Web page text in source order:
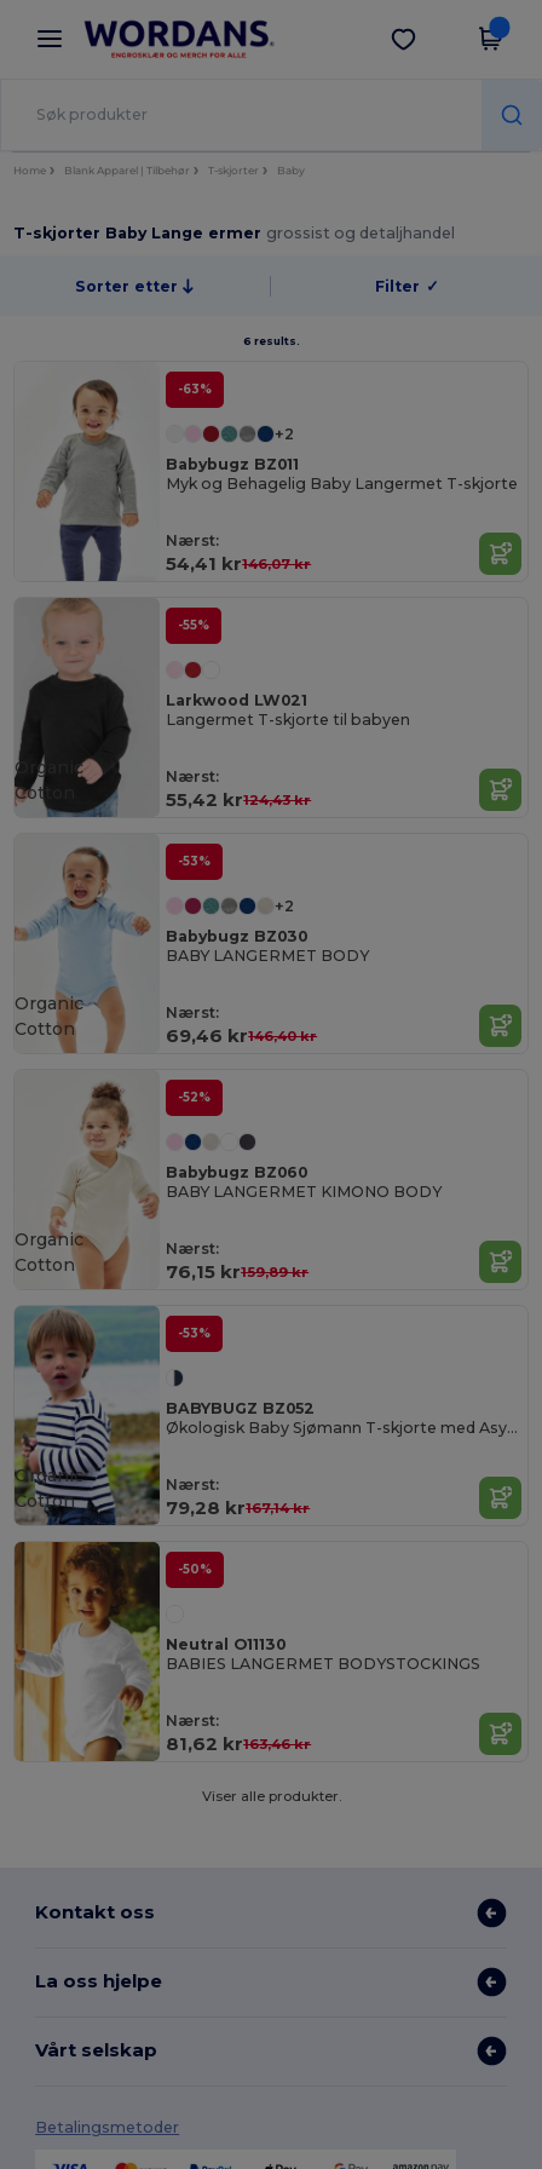
× Wordans-app
Bedre priser i appen!
Last ned app
Home Blank Apparel | Tilbehør T-skjorter Baby
T-skjorter Baby Lange ermer grossist og detaljhandel
Sorter etter Filter ✓
6 results.
-63%
+2
Babybugz BZ011
Myk og Behagelig Baby Langermet T-skjorte
Nærst:
54,41 kr146,07 kr
-55%
Larkwood LW021
Langermet T-skjorte til babyen
Nærst:
55,42 kr124,43 kr
Organic
Cotton
-53%
+2
Babybugz BZ030
BABY LANGERMET BODY
Nærst:
69,46 kr146,40 kr
Organic
Cotton
-52%
Babybugz BZ060
BABY LANGERMET KIMONO BODY
Nærst:
76,15 kr159,89 kr
Organic
Cotton
-53%
BABYBUGZ BZ052
Økologisk Baby Sjømann T-skjorte med Asymmetrisk Snitt
Nærst:
79,28 kr167,14 kr
Organic
Cotton
-50%
Neutral O11130
BABIES LANGERMET BODYSTOCKINGS
Nærst:
81,62 kr163,46 kr
Viser alle produkter.
Kontakt oss
La oss hjelpe
Vårt selskap
Betalingsmetoder